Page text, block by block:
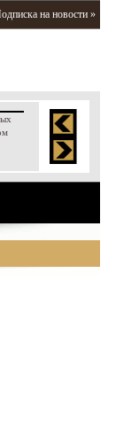
на новости »